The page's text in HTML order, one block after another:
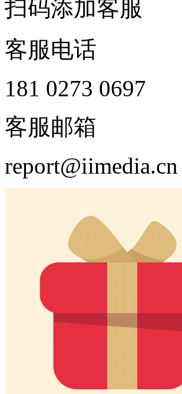
扫码添加客服
客服电话
181 0273 0697
客服邮箱
report@iimedia.cn